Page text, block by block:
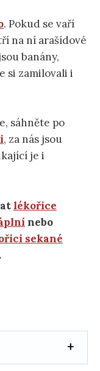
. Pokud se vaří
na ní arašídové
banány,
si zamilovali i
sáhněte po
, za nás jsou
je i
lékořice
nebo
sekané
.